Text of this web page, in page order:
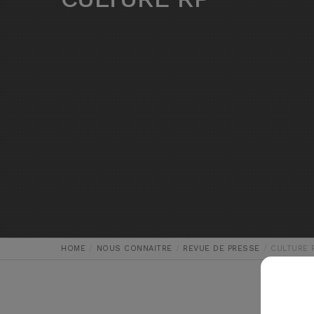
HOME NOUS CONNAITRE REVUE DE PRESSE CULTURE